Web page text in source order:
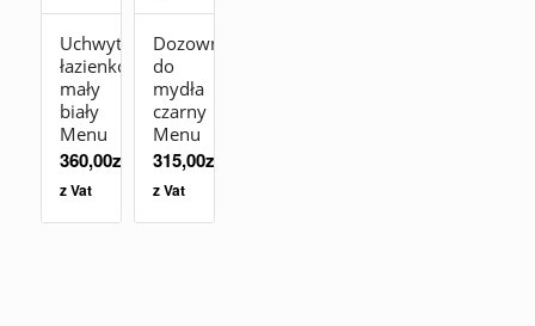
Uchwyt
łazienkowy
mały
biały
Menu
360,00zł
z Vat
Dozownik
do
mydła
czarny
Menu
315,00zł
z Vat